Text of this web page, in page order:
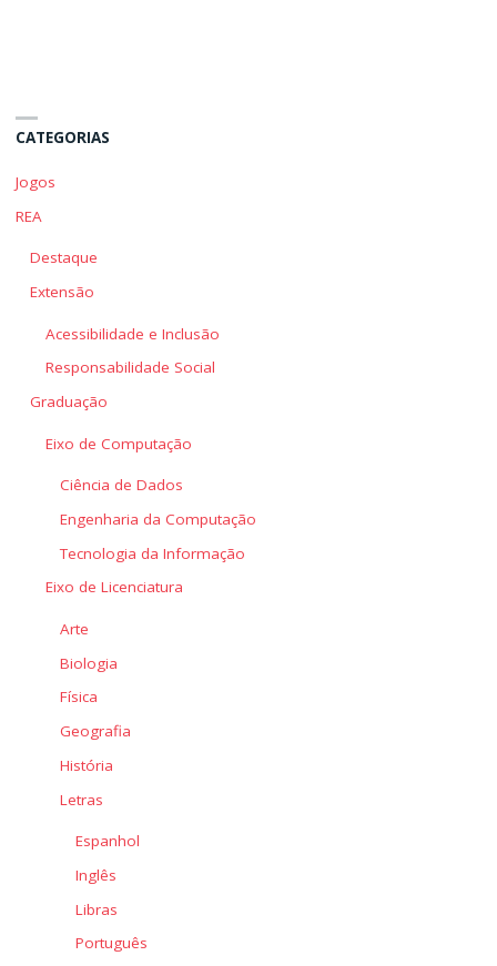
CATEGORIAS
Jogos
REA
Destaque
Extensão
Acessibilidade e Inclusão
Responsabilidade Social
Graduação
Eixo de Computação
Ciência de Dados
Engenharia da Computação
Tecnologia da Informação
Eixo de Licenciatura
Arte
Biologia
Física
Geografia
História
Letras
Espanhol
Inglês
Libras
Português